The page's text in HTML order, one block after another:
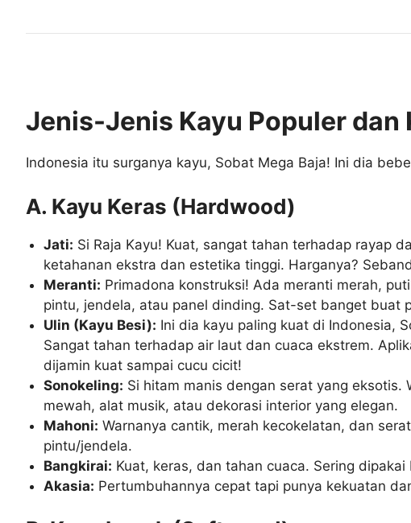
Jenis-Jenis Kayu Populer
Indonesia itu surganya kayu, Sobat Mega Baja! Ini dia
A. Kayu Keras (Hardwood)
Jati: Si Raja Kayu! Kuat, sangat tahan terhadap rayap
ketahanan ekstra dan estetika tinggi. Harganya?
Meranti: Primadona konstruksi! Ada meranti merah,
pintu, jendela, atau panel dinding. Sat-set banget buat
Ulin (Kayu Besi): Ini dia kayu paling kuat di Indonesia,
Sangat tahan terhadap air laut dan cuaca ekstrem.
dijamin kuat sampai cucu cicit!
Sonokeling: Si hitam manis dengan serat yang
mewah, alat musik, atau dekorasi interior yang elegan.
Mahoni: Warnanya cantik, merah kecokelatan, dan
pintu/jendela.
Bangkirai: Kuat, keras, dan tahan cuaca. Sering
Akasia: Pertumbuhannya cepat tapi punya kekuatan